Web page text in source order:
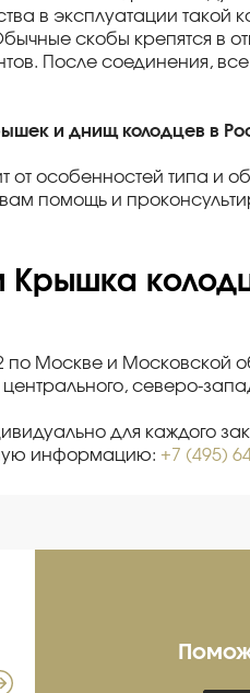
в эксплуатации такой
скобы крепятся в
После соединения,
и днищ колодцев в
от особенностей типа и
вам помощь и
Крышка
по Москве и Московской
северо-
для каждого
информацию: +7 (495)